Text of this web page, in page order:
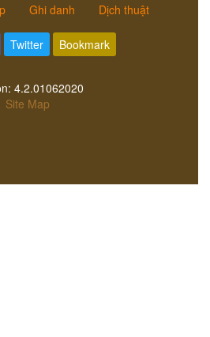
Ghi danh Dịch thuật
Twitter Bookmark
4.2.01062020
Site Map